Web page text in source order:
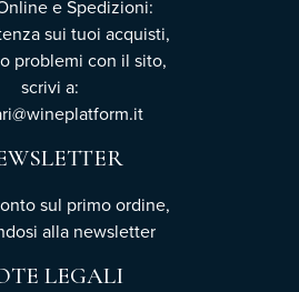
e Spedizioni:
sui tuoi acquisti,
problemi con il sito,
scrivi a:
sul primo ordine,
alla newsletter
LEGALI